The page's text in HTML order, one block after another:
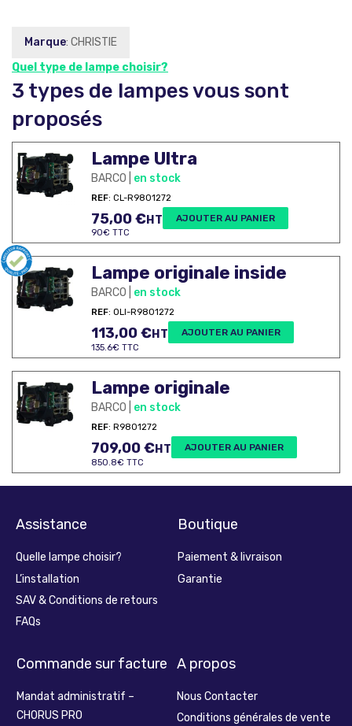
Marque: CHRISTIE
Quel type de lampe choisir?
3 types de lampes vous sont
proposés
Lampe Ultra
BARCO | en stock
REF: CL-R9801272
75,00€HT AJOUTER AU PANIER
90€ TTC
Lampe originale inside
BARCO | en stock
REF: OLI-R9801272
113,00€HT AJOUTER AU PANIER
135.6€ TTC
Lampe originale
BARCO | en stock
REF: R9801272
709,00€HT AJOUTER AU PANIER
850.8€ TTC
Assistance
Quelle lampe choisir?
L’installation
SAV & Conditions de retours
FAQs
Boutique
Paiement & livraison
Garantie
Commande sur facture
Mandat administratif –
CHORUS PRO
A propos
Nous Contacter
Conditions générales de vente